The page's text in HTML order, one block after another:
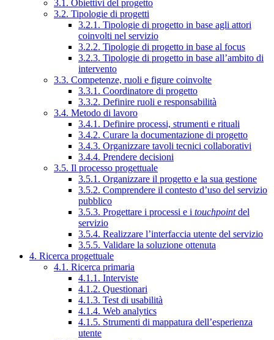
3.1. Obiettivi del progetto
3.2. Tipologie di progetti
3.2.1. Tipologie di progetto in base agli attori
coinvolti nel servizio
3.2.2. Tipologie di progetto in base al focus
3.2.3. Tipologie di progetto in base all’ambito di
intervento
3.3. Competenze, ruoli e figure coinvolte
3.3.1. Coordinatore di progetto
3.3.2. Definire ruoli e responsabilità
3.4. Metodo di lavoro
3.4.1. Definire processi, strumenti e rituali
3.4.2. Curare la documentazione di progetto
3.4.3. Organizzare tavoli tecnici collaborativi
3.4.4. Prendere decisioni
3.5. Il processo progettuale
3.5.1. Organizzare il progetto e la sua gestione
3.5.2. Comprendere il contesto d’uso del servizio
pubblico
3.5.3. Progettare i processi e i touchpointdel
servizio
3.5.4. Realizzare l’interfaccia utente del servizio
3.5.5. Validare la soluzione ottenuta
4. Ricerca progettuale
4.1. Ricerca primaria
4.1.1. Interviste
4.1.2. Questionari
4.1.3. Test di usabilità
4.1.4. Web analytics
4.1.5. Strumenti di mappatura dell’esperienza
utente